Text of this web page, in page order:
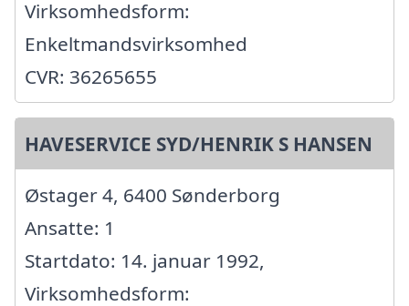
Virksomhedsform:
Enkeltmandsvirksomhed
CVR: 36265655
HAVESERVICE SYD/HENRIK S HANSEN
Østager 4, 6400 Sønderborg
Ansatte: 1
Startdato: 14. januar 1992,
Virksomhedsform: